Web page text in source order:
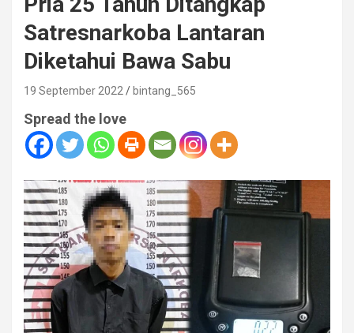
Satresnarkoba Lantaran
Diketahui Bawa Sabu
19 September 2022 bintang_565
Spread the love